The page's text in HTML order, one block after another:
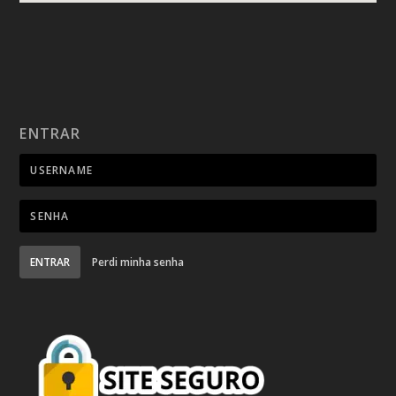
ENTRAR
ENTRAR Perdi minha senha